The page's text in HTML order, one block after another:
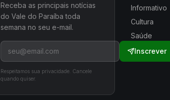
Receba as principais notícias
do Vale do Paraíba toda
semana no seu e-mail.
Inscrever
Respeitamos sua privacidade. Cancele
quando quiser.
Informativo
Cultura
Saúde